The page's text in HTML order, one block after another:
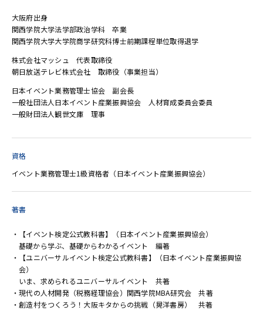
大阪府出身
関西学院大学法学部政治学科 卒業
関西学院大学大学院商学研究科博士前期課程単位取得退学
株式会社マッシュ 代表取締役
朝日放送テレビ株式会社 取締役（事業担当）
日本イベント業務管理士協会 副会長
一般社団法人日本イベント産業振興協会 人材育成委員会委員
一般財団法人観世文庫 理事
資格
イベント業務管理士1級資格者（日本イベント産業振興協会）
著書
【イベント検定公式教科書】（日本イベント産業振興協会）
基礎から学ぶ、基礎からわかるイベント 編著
【ユニバーサルイベント検定公式教科書】（日本イベント産業振興協
会）
いま、求められるユニバーサルイベント 共著
現代の人材開発（税務経理協会）関西学院MBA研究会 共著
創造村をつくろう！大阪キタからの挑戦（晃洋書房） 共著